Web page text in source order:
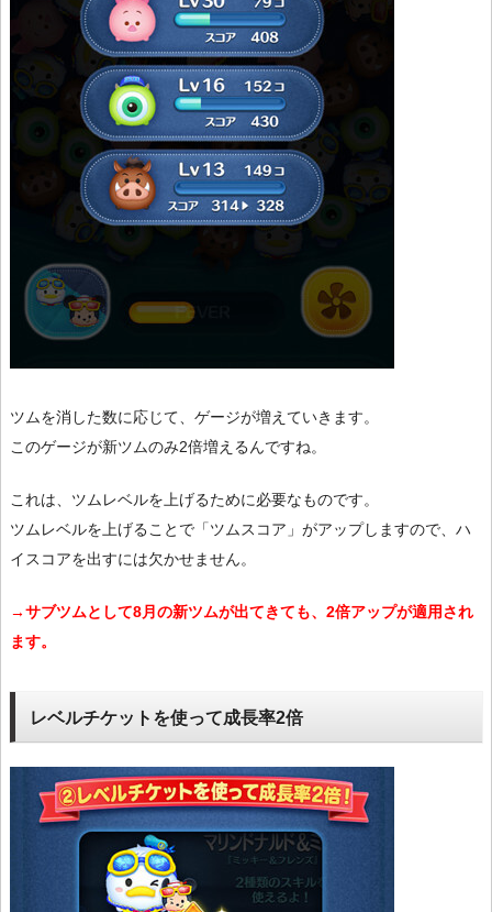
ツムを消した数に応じて、ゲージが増えていきます。
このゲージが新ツムのみ2倍増えるんですね。
これは、ツムレベルを上げるために必要なものです。
ツムレベルを上げることで「ツムスコア」がアップしますので、ハ
イスコアを出すには欠かせません。
→サブツムとして8月の新ツムが出てきても、2倍アップが適用され
ます。
レベルチケットを使って成長率2倍